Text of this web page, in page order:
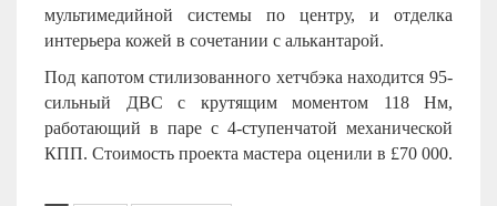
мультимедийной системы по центру, и отделка
интерьера кожей в сочетании с алькантарой.
Под капотом стилизованного хетчбэка находится 95-
сильный ДВС с крутящим моментом 118 Нм,
работающий в паре с 4-ступенчатой механической
КПП. Стоимость проекта мастера оценили в £70 000.